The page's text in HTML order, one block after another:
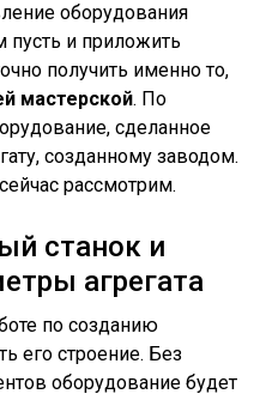
оборудования
пусть и приложить
получить именно то,
мастерской. По
сделанное
созданному заводом.
рассмотрим.
станок и
агрегата
по созданию
его строение. Без
оборудование будет